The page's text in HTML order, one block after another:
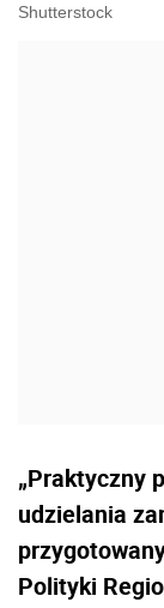
Shutterstock
„Praktyczny
udzielania
Polityki